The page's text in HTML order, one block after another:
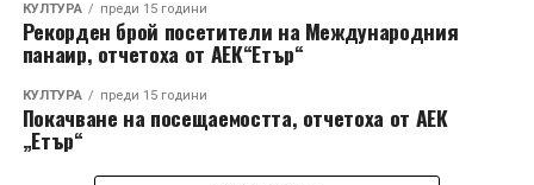
КУЛТУРА преди 15 години
Рекорден брой посетители на Международния
панаир, отчетоха от АЕК“Етър“
КУЛТУРА преди 15 години
Покачване на посещаемостта, отчетоха от АЕК
„Етър“